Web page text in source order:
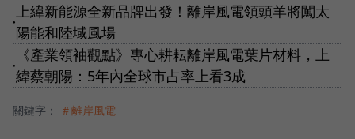
●
上緯新能源全新品牌出發！離岸風電領頭羊將闖太
陽能和陸域風場
●
《產業領袖觀點》專心耕耘離岸風電葉片材料，上
緯蔡朝陽：5年內全球市占率上看3成
關鍵字： ＃離岸風電